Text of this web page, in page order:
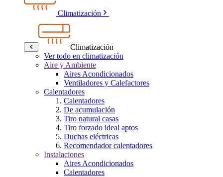
Climatización
Climatización
Ver todo en climatización
Aire y Ambiente
Aires Acondicionados
Ventiladores y Calefactores
Calentadores
Calentadores
De acumulación
Tiro natural casas
Tiro forzado ideal aptos
Duchas eléctricas
Recomendador calentadores
Instalaciones
Aires Acondicionados
Calentadores